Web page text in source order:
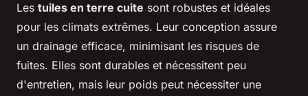
Les tuiles en terre cuite sont robustes et idéales
pour les climats extrêmes. Leur conception assure
un drainage efficace, minimisant les risques de
fuites. Elles sont durables et nécessitent peu
d'entretien, mais leur poids peut nécessiter une